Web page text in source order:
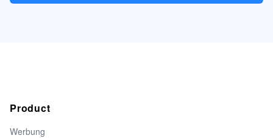
Product
Werbung